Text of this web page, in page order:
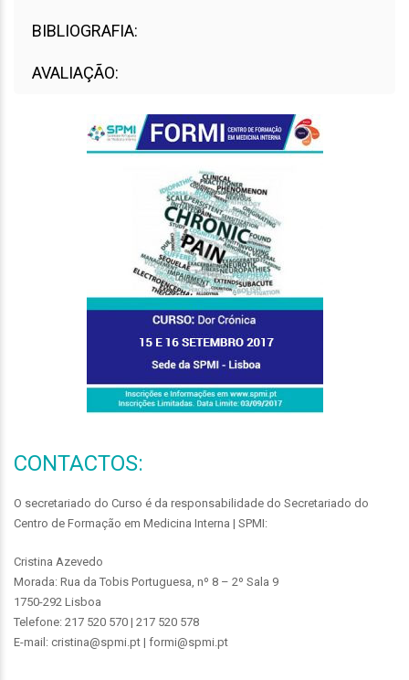
BIBLIOGRAFIA:
AVALIAÇÃO:
CONTACTOS:
O secretariado do Curso é da responsabilidade do Secretariado do
Centro de Formação em Medicina Interna | SPMI:
Cristina Azevedo
Morada: Rua da Tobis Portuguesa, nº 8 – 2º Sala 9
1750-292 Lisboa
Telefone: 217 520 570 | 217 520 578
E-mail: cristina@spmi.pt | formi@spmi.pt